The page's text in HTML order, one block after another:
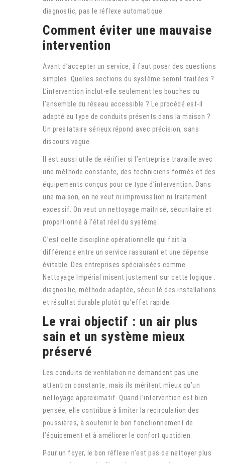
diagnostic, pas le réflexe automatique.
Comment éviter une mauvaise
intervention
Avant d’accepter un service, il faut poser des questions
simples. Quelles sections du système seront traitées ?
L’intervention inclut-elle seulement les bouches ou
l’ensemble du réseau accessible ? Le procédé est-il
adapté au type de conduits présents dans la maison ?
Un prestataire sérieux répond avec précision, sans
discours vague.
Il est aussi utile de vérifier si l’entreprise travaille avec
une méthode constante, des techniciens formés et des
équipements conçus pour ce type d’intervention. Dans
une maison, on ne veut ni improvisation ni traitement
excessif. On veut un nettoyage maîtrisé, sécuritaire et
proportionné à l’état réel du système.
C’est cette discipline opérationnelle qui fait la
différence entre un service rassurant et une dépense
évitable. Des entreprises spécialisées comme
Nettoyage Impérial misent justement sur cette logique :
diagnostic, méthode adaptée, sécurité des installations
et résultat durable plutôt qu’effet rapide.
Le vrai objectif : un air plus
sain et un système mieux
préservé
Les conduits de ventilation ne demandent pas une
attention constante, mais ils méritent mieux qu’un
nettoyage approximatif. Quand l’intervention est bien
pensée, elle contribue à limiter la recirculation des
poussières, à soutenir le bon fonctionnement de
l’équipement et à améliorer le confort quotidien.
Pour un foyer, le bon réflexe n’est pas de nettoyer plus